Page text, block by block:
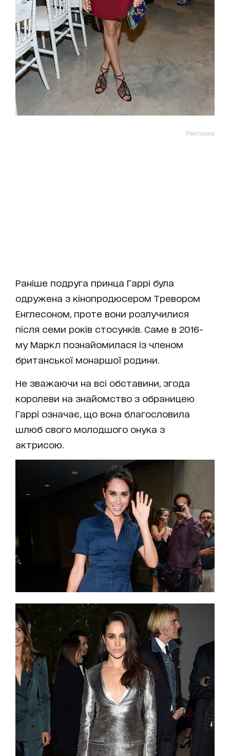
Реклама
Раніше подруга принца Гаррі була
одружена з кінопродюсером Тревором
Енглесоном, проте вони розлучилися
після семи років стосунків. Саме в 2016-
му Маркл познайомилася із членом
британської монаршої родини.
Не зважаючи на всі обставини, згода
королеви на знайомство з обраницею
Гаррі означає, що вона благословила
шлюб свого молодшого онука з
актрисою.